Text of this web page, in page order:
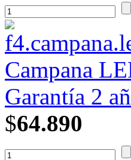
Campana
Garantía 2
$64.890